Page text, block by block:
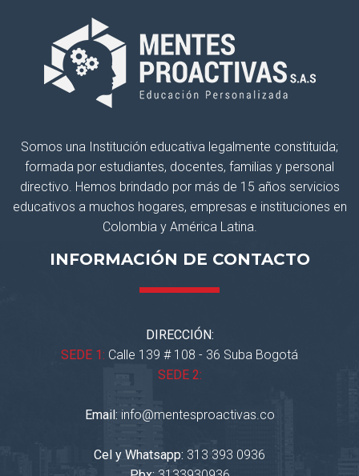
Somos una Institución educativa legalmente constituida;
formada por estudiantes, docentes, familias y personal
directivo. Hemos brindado por más de 15 años servicios
educativos a muchos hogares, empresas e instituciones en
Colombia y América Latina.
INFORMACIÓN DE CONTACTO
DIRECCIÓN:
SEDE 1: Calle 139 # 108 - 36 Suba Bogotá
SEDE 2:
Email: info@mentesproactivas.co
Cel y Whatsapp: 313 393 0936